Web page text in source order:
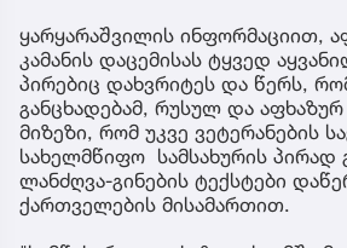
ყარყარაშვილის ინფორმაციით,
კამანის დაცემისას ტყვედ
პირებიც დახვრიტეს და წერს,
განცხადებამ, რუსულ და აფხაზურ
მიზეზი, რომ უკვე ვეტერანების
სახელმწიფო სამსახურის პირად
ლანძღვა-გინების ტექსტები
ქართველების მისამართით.